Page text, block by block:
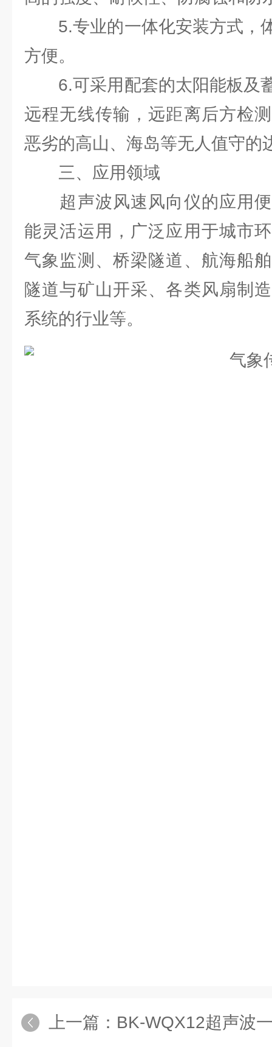
5.专业的一体化安装方式，
方便。
6.可采用配套的太阳能板及
远程无线传输，远距离后方检
恶劣的高山、海岛等无人值守的
三、应用领域
超声波风速风向仪的应用便
能灵活运用，广泛应用于城市
气象监测、桥梁隧道、航海船
隧道与矿山开采、各类风扇制
系统的行业等。
上一篇： BK-WQX12超声波